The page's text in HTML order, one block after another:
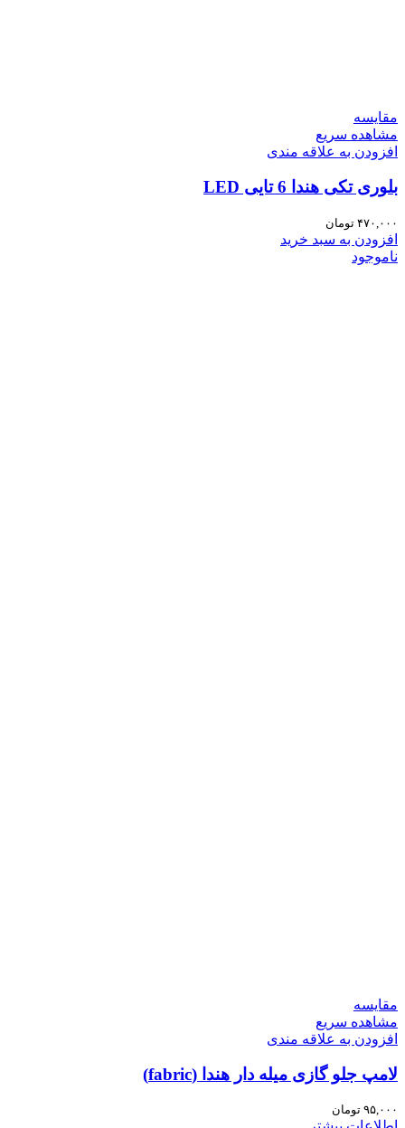
مقایسه
مشاهده سریع
افزودن به علاقه مندی
بلوری تکی هندا 6 تایی LED
۴۷۰,۰۰۰ تومان
افزودن به سبد خرید
ناموجود
مقایسه
مشاهده سریع
افزودن به علاقه مندی
لامپ جلو گازی میله دار هندا (fabric)
۹۵,۰۰۰ تومان